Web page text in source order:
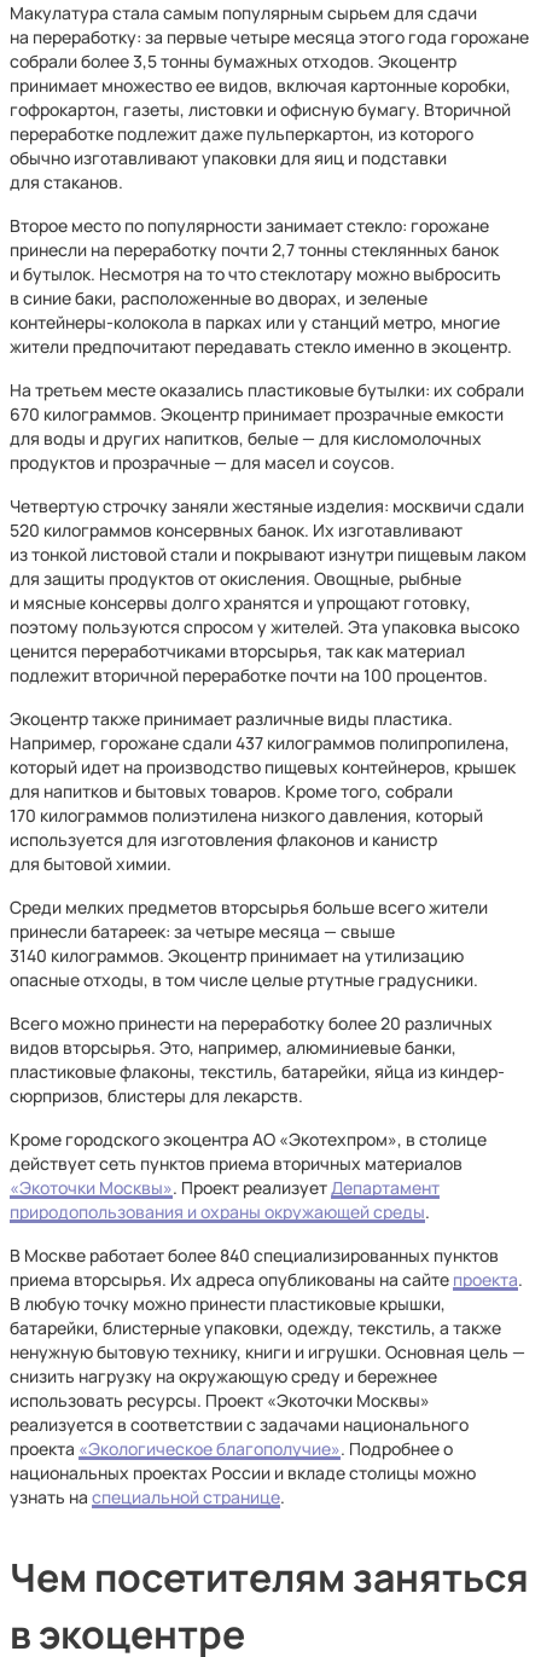
Макулатура стала самым популярным сырьем для сдачи
на переработку: за первые четыре месяца этого года горожане
собрали более 3,5 тонны бумажных отходов. Экоцентр
принимает множество ее видов, включая картонные коробки,
гофрокартон, газеты, листовки и офисную бумагу. Вторичной
переработке подлежит даже пульперкартон, из которого
обычно изготавливают упаковки для яиц и подставки
для стаканов.
Второе место по популярности занимает стекло: горожане
принесли на переработку почти 2,7 тонны стеклянных банок
и бутылок. Несмотря на то что стеклотару можно выбросить
в синие баки, расположенные во дворах, и зеленые
контейнеры-колокола в парках или у станций метро, многие
жители предпочитают передавать стекло именно в экоцентр.
На третьем месте оказались пластиковые бутылки: их собрали
670 килограммов. Экоцентр принимает прозрачные емкости
для воды и других напитков, белые — для кисломолочных
продуктов и прозрачные — для масел и соусов.
Четвертую строчку заняли жестяные изделия: москвичи сдали
520 килограммов консервных банок. Их изготавливают
из тонкой листовой стали и покрывают изнутри пищевым лаком
для защиты продуктов от окисления. Овощные, рыбные
и мясные консервы долго хранятся и упрощают готовку,
поэтому пользуются спросом у жителей. Эта упаковка высоко
ценится переработчиками вторсырья, так как материал
подлежит вторичной переработке почти на 100 процентов.
Экоцентр также принимает различные виды пластика.
Например, горожане сдали 437 килограммов полипропилена,
который идет на производство пищевых контейнеров, крышек
для напитков и бытовых товаров. Кроме того, собрали
170 килограммов полиэтилена низкого давления, который
используется для изготовления флаконов и канистр
для бытовой химии.
Среди мелких предметов вторсырья больше всего жители
принесли батареек: за четыре месяца — свыше
3140 килограммов. Экоцентр принимает на утилизацию
опасные отходы, в том числе целые ртутные градусники.
Всего можно принести на переработку более 20 различных
видов вторсырья. Это, например, алюминиевые банки,
пластиковые флаконы, текстиль, батарейки, яйца из киндер-
сюрпризов, блистеры для лекарств.
Кроме городского экоцентра АО «Экотехпром», в столице
действует сеть пунктов приема вторичных материалов
«Экоточки Москвы». Проект реализуетДепартамент
природопользования и охраны окружающей среды.
В Москве работает более 840 специализированных пунктов
приема вторсырья. Их адреса опубликованы на сайте проекта.
В любую точку можно принести пластиковые крышки,
батарейки, блистерные упаковки, одежду, текстиль, а также
ненужную бытовую технику, книги и игрушки. Основная цель —
снизить нагрузку на окружающую среду и бережнее
использовать ресурсы. Проект «Экоточки Москвы»
реализуется в соответствии с задачами национального
проекта «Экологическое благополучие». Подробнее о
национальных проектах России и вкладе столицы можно
узнать на специальной странице.
Чем посетителям заняться
в экоцентре